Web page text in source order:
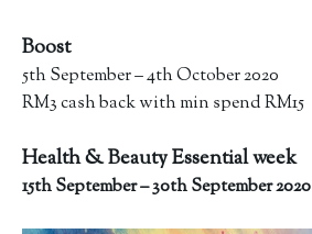
Boost
5th September – 4th October 2020
RM3 cash back with min spend RM15
Health & Beauty Essential week
15th September – 30th September 2020